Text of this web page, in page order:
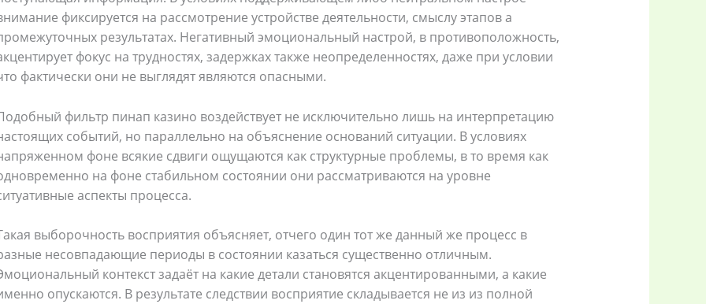
фиксируется на рассмотрение устройстве деятельности, смыслу этапов а
результатах. Негативный эмоциональный настрой, в противоположность,
фокус на трудностях, задержках также неопределенностях, даже при условии
фактически они не выглядят являются опасными.
фильтр пинап казино воздействует не исключительно лишь на интерпретацию
событий, но параллельно на объяснение оснований ситуации. В условиях
фоне всякие сдвиги ощущаются как структурные проблемы, в то время как
на фоне стабильном состоянии они рассматриваются на уровне
аспекты процесса.
выборочность восприятия объясняет, отчего один тот же данный же процесс в
несовпадающие периоды в состоянии казаться существенно отличным.
контекст задаёт на какие детали становятся акцентированными, а какие
опускаются. В результате следствии восприятие складывается не из из полной